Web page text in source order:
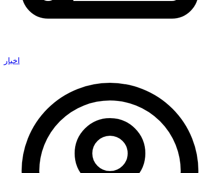
اخبار